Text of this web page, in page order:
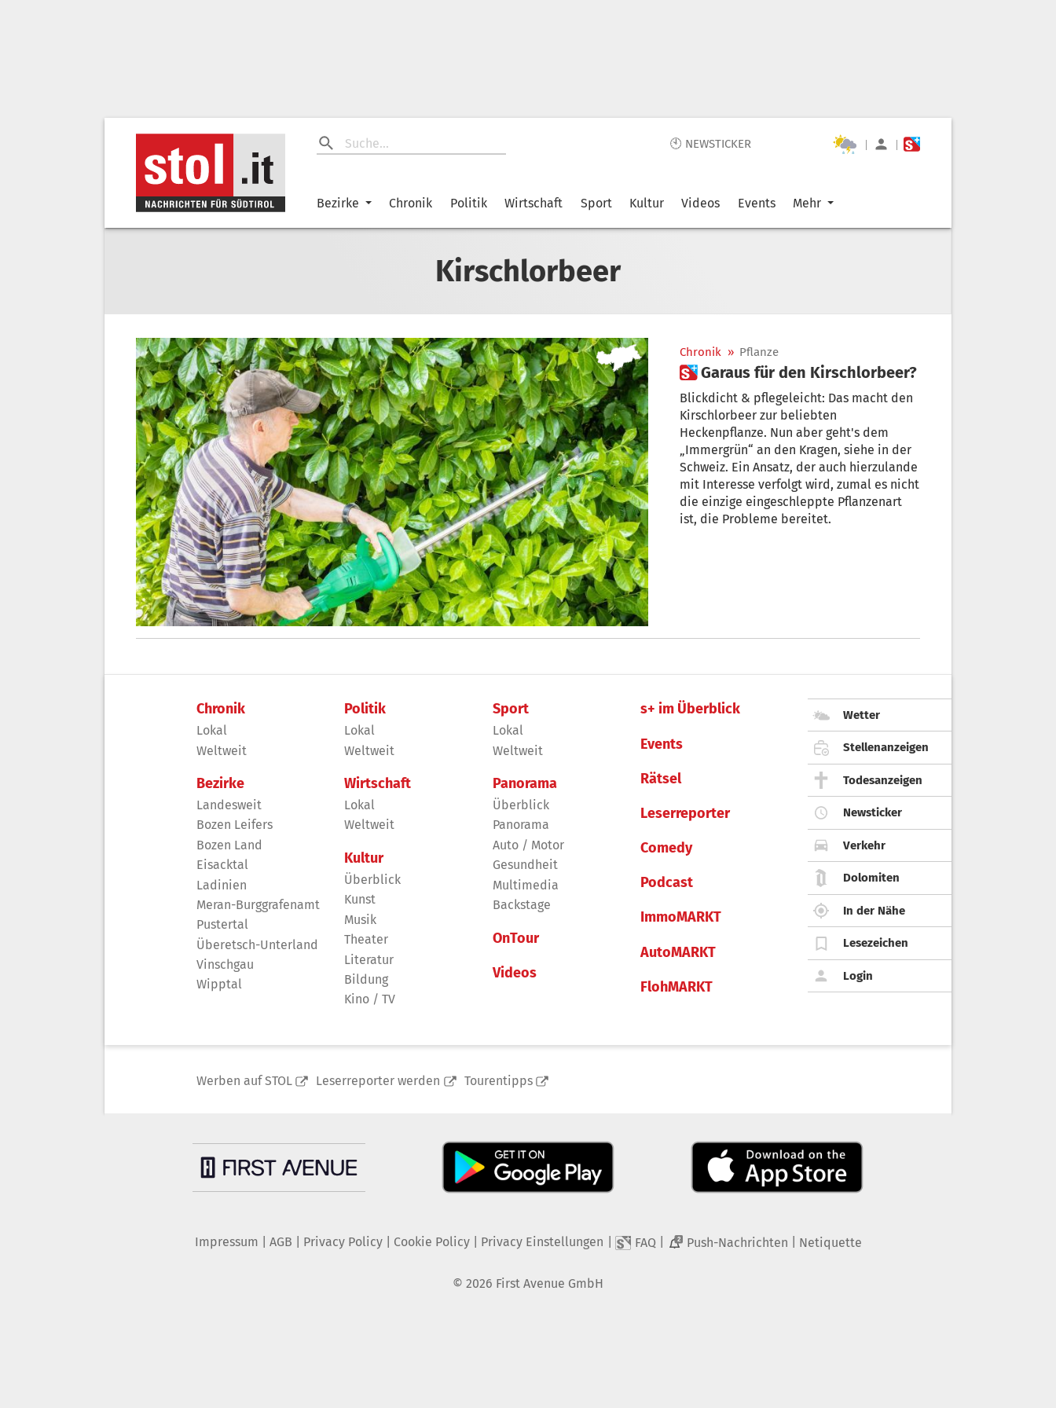
🕙 NEWSTICKER | |
Bezirke Chronik Politik Wirtschaft Sport Kultur Videos Events Mehr
Kirschlorbeer
Chronik » Pflanze
 Garaus für den Kirschlorbeer?
Blickdicht & pflegeleicht: Das macht den
Kirschlorbeer zur beliebten
Heckenpflanze. Nun aber geht's dem
„Immergrün“ an den Kragen, siehe in der
Schweiz. Ein Ansatz, der auch hierzulande
mit Interesse verfolgt wird, zumal es nicht
die einzige eingeschleppte Pflanzenart
ist, die Probleme bereitet.
Chronik
Lokal
Weltweit
Bezirke
Landesweit
Bozen Leifers
Bozen Land
Eisacktal
Ladinien
Meran-Burggrafenamt
Pustertal
Überetsch-Unterland
Vinschgau
Wipptal
Politik
Lokal
Weltweit
Wirtschaft
Lokal
Weltweit
Kultur
Überblick
Kunst
Musik
Theater
Literatur
Bildung
Kino / TV
Sport
Lokal
Weltweit
Panorama
Überblick
Panorama
Auto / Motor
Gesundheit
Multimedia
Backstage
OnTour
Videos
s+ im Überblick
Events
Rätsel
Leserreporter
Comedy
Podcast
ImmoMARKT
AutoMARKT
FlohMARKT
Wetter
Stellenanzeigen
Todesanzeigen
Newsticker
Verkehr
Dolomiten
In der Nähe
Lesezeichen
Login
Werben auf STOL Leserreporter werden Tourentipps
Impressum AGB Privacy Policy| Cookie Policy| Privacy Einstellungen FAQ 2 Push-Nachrichten Netiquette
© 2026 First Avenue GmbH